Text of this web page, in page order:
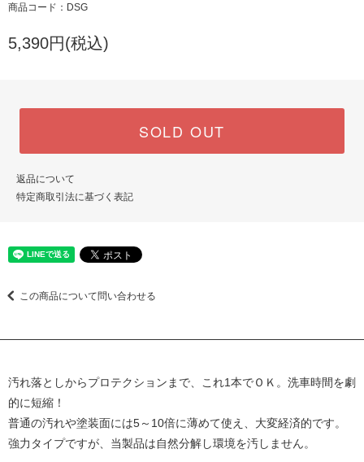
商品コード：DSG
5,390円(税込)
SOLD OUT
返品について
特定商取引法に基づく表記
この商品について問い合わせる
汚れ落としからプロテクションまで、これ1本でＯＫ。洗車時間を劇
的に短縮！
普通の汚れや塗装面には5～10倍に薄めて使え、大変経済的です。
強力タイプですが、当製品は自然分解し環境を汚しません。